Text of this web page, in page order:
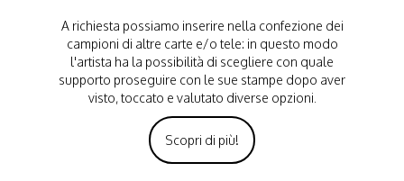
A richiesta possiamo inserire nella confezione dei
campioni di altre carte e/o tele: in questo modo
l'artista ha la possibilità di scegliere con quale
supporto proseguire con le sue stampe dopo aver
visto, toccato e valutato diverse opzioni.
Scopri di più!